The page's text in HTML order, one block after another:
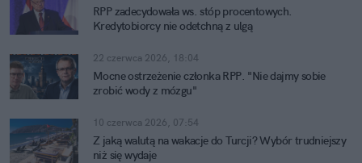
RPP zadecydowała ws. stóp procentowych.
Kredytobiorcy nie odetchną z ulgą
22 czerwca 2026, 18:04
Mocne ostrzeżenie członka RPP. "Nie dajmy sobie
zrobić wody z mózgu"
10 czerwca 2026, 07:54
Z jaką walutą na wakacje do Turcji? Wybór trudniejszy
niż się wydaje